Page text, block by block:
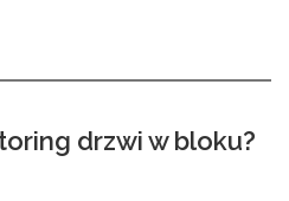
drzwi w bloku?